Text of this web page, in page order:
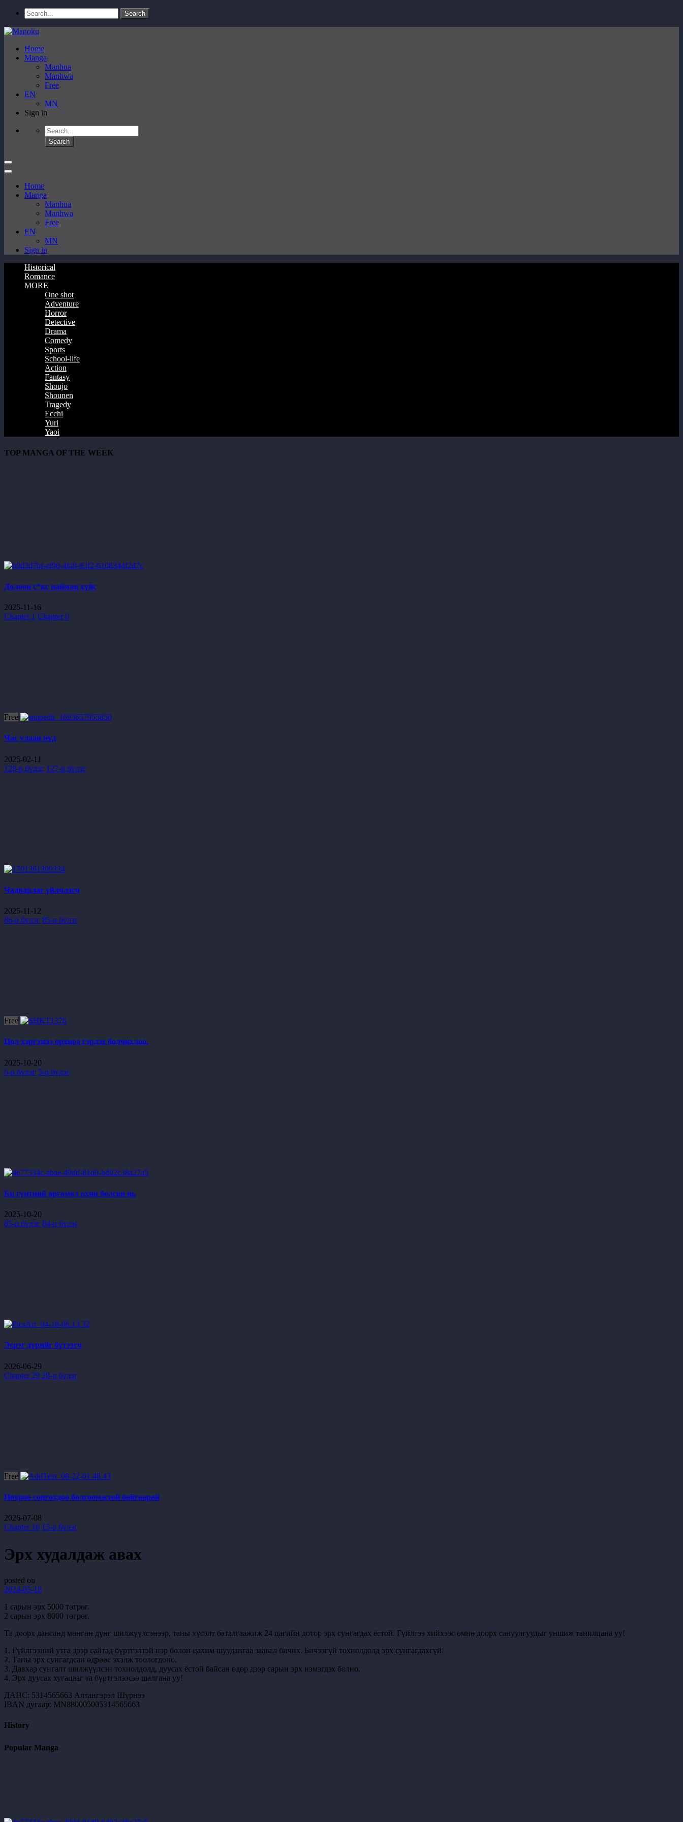
Home
Manga
Manhua
Manhwa
Free
EN
MN
Sign in
Home
Manga
Manhua
Manhwa
Free
EN
MN
Sign in
Historical
Romance
MORE
One shot
Adventure
Horror
Detective
Drama
Comedy
Sports
School-life
Action
Fantasy
Shoujo
Shounen
Tragedy
Ecchi
Yuri
Yaoi
TOP MANGA OF THE WEEK
Долоон с*кс найман хүйс
2025-11-16
Chapter 1 Chapter 0
Free
Час улаан нүд
2025-02-11
128-р бүлэг 127-р бүлэг
Чадварлаг үйлчлэгч
2025-11-12
86-р бүлэг 85-р бүлэг
Free
Цол хэргэмээ орхиод гэрлэх болчихлоо.
2025-10-20
6-р бүлэг 5-р бүлэг
Би гүнтний өргөмөл охин болсон нь
2025-10-20
85-р бүлэг 84-р бүлэг
Эсрэг дүрийг бүтээгч
2026-06-29
Chapter 29 28-р бүлэг
Free
Нөхрөө сонгохдоо болгоомжтой байгаарай
2026-07-08
Chapter 16 15-р бүлэг
Эрх худалдаж авах
posted on
2024-05-18
1 сарын эрх 5000 төгрөг.
2 сарын эрх 8000 төгрөг.
Та доорх дансанд мөнгөн дүнг шилжүүлсэнээр, таны хүсэлт баталгаажиж 24 цагийн дотор эрх сунгагдах ёстой. Гүйлгээ хийхээс өмнө доорх сануулгуудыг уншиж танилцана уу!
1. Гүйлгээний утга дээр сайтад бүртгэлтэй нэр болон цахим шуудангаа заавал бичих. Бичээгүй тохиолдолд эрх сунгагдахгүй!
2. Таны эрх сунгагдсан өдрөөс эхэлж тоологдоно.
3. Давхар сунгалт шилжүүлсэн тохиолдолд, дуусах ёстой байсан өдөр дээр сарын эрх нэмэгдэх болно.
4. Эрх дуусах хугацааг та бүртгэлээсээ шалгана уу!
ДАНС: 5314565663 Алтангэрэл Шүрнээ
IBAN дугаар: MN880005005314565663
History
Popular Manga